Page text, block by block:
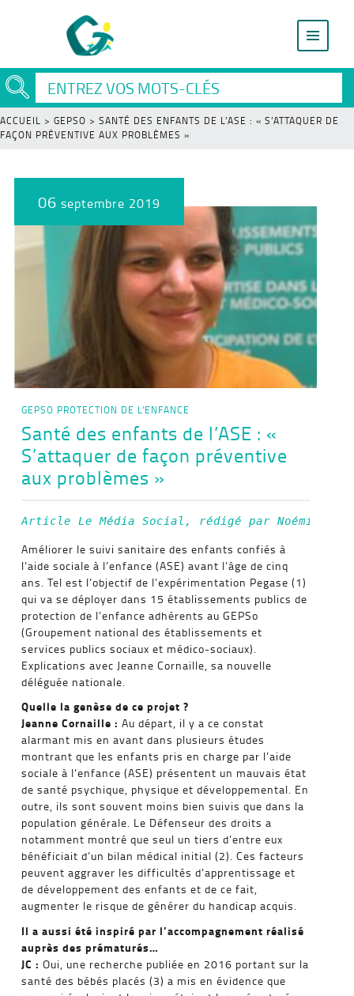
ACCUEIL > GEPSO > SANTÉ DES ENFANTS DE L’ASE : « S’ATTAQUER DE
FAÇON PRÉVENTIVE AUX PROBLÈMES »
06 septembre 2019
GEPSO PROTECTION DE L'ENFANCE
Santé des enfants de l’ASE : «
S’attaquer de façon préventive
aux problèmes »
Article Le Média Social, rédigé par Noémie
Améliorer le suivi sanitaire des enfants confiés à
l’aide sociale à l’enfance (ASE) avant l’âge de cinq
ans. Tel est l’objectif de l’expérimentation Pegase (1)
qui va se déployer dans 15 établissements publics de
protection de l’enfance adhérents au GEPSo
(Groupement national des établissements et
services publics sociaux et médico-sociaux).
Explications avec Jeanne Cornaille, sa nouvelle
déléguée nationale.
Quelle la genèse de ce projet ?
Jeanne Cornaille :Au départ, il y a ce constat
alarmant mis en avant dans plusieurs études
montrant que les enfants pris en charge par l’aide
sociale à l’enfance (ASE) présentent un mauvais état
de santé psychique, physique et développemental. En
outre, ils sont souvent moins bien suivis que dans la
population générale. Le Défenseur des droits a
notamment montré que seul un tiers d’entre eux
bénéficiait d’un bilan médical initial (2). Ces facteurs
peuvent aggraver les difficultés d’apprentissage et
de développement des enfants et de ce fait,
augmenter le risque de générer du handicap acquis.
Il a aussi été inspiré par l’accompagnement réalisé
auprès des prématurés…
JC :Oui, une recherche publiée en 2016 portant sur la
santé des bébés placés (3) a mis en évidence que